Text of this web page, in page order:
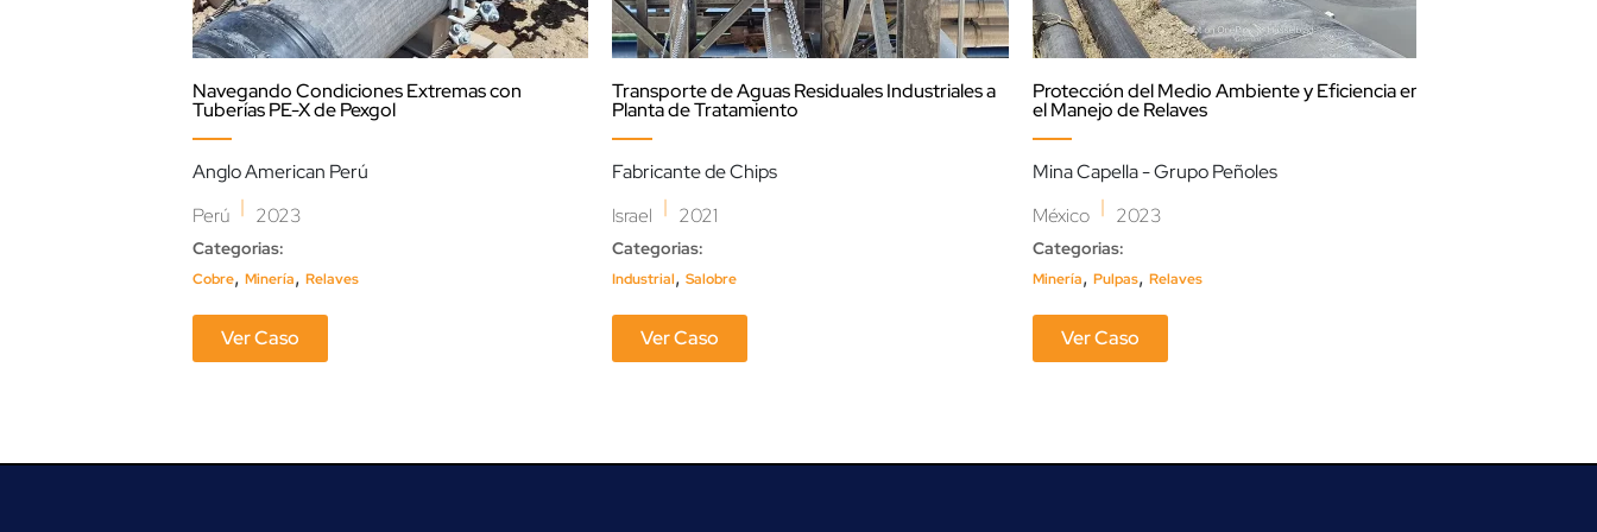
Navegando Condiciones Extremas con
Tuberías PE-X de Pexgol
Anglo American Perú
Perú | 2023
Categorias:
Cobre, Minería, Relaves
Ver Caso
Transporte de Aguas Residuales Industriales a
Planta de Tratamiento
Fabricante de Chips
Israel | 2021
Categorias:
Industrial, Salobre
Ver Caso
Protección del Medio Ambiente y Eficiencia en
el Manejo de Relaves
Mina Capella - Grupo Peñoles
México | 2023
Categorias:
Minería, Pulpas, Relaves
Ver Caso